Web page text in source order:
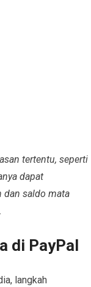
tertentu, seperti
dapat
dan saldo mata
di PayPal
langkah